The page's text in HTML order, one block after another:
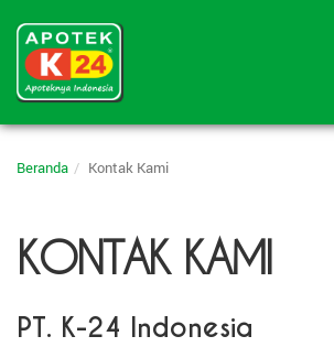
Beranda Kontak Kami
KONTAK KAMI
PT. K-24 Indonesia